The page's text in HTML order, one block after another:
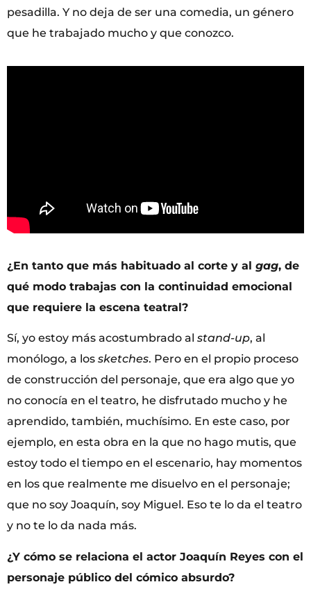
pesadilla. Y no deja de ser una comedia, un género
que he trabajado mucho y que conozco.
¿En tanto que más habituado al corte y al gag, de
qué modo trabajas con la continuidad emocional
que requiere la escena teatral?
Sí, yo estoy más acostumbrado al stand-up, al
monólogo, a los sketches. Pero en el propio proceso
de construcción del personaje, que era algo que yo
no conocía en el teatro, he disfrutado mucho y he
aprendido, también, muchísimo. En este caso, por
ejemplo, en esta obra en la que no hago mutis, que
estoy todo el tiempo en el escenario, hay momentos
en los que realmente me disuelvo en el personaje;
que no soy Joaquín, soy Miguel. Eso te lo da el teatro
y no te lo da nada más.
¿Y cómo se relaciona el actor Joaquín Reyes con el
personaje público del cómico absurdo?